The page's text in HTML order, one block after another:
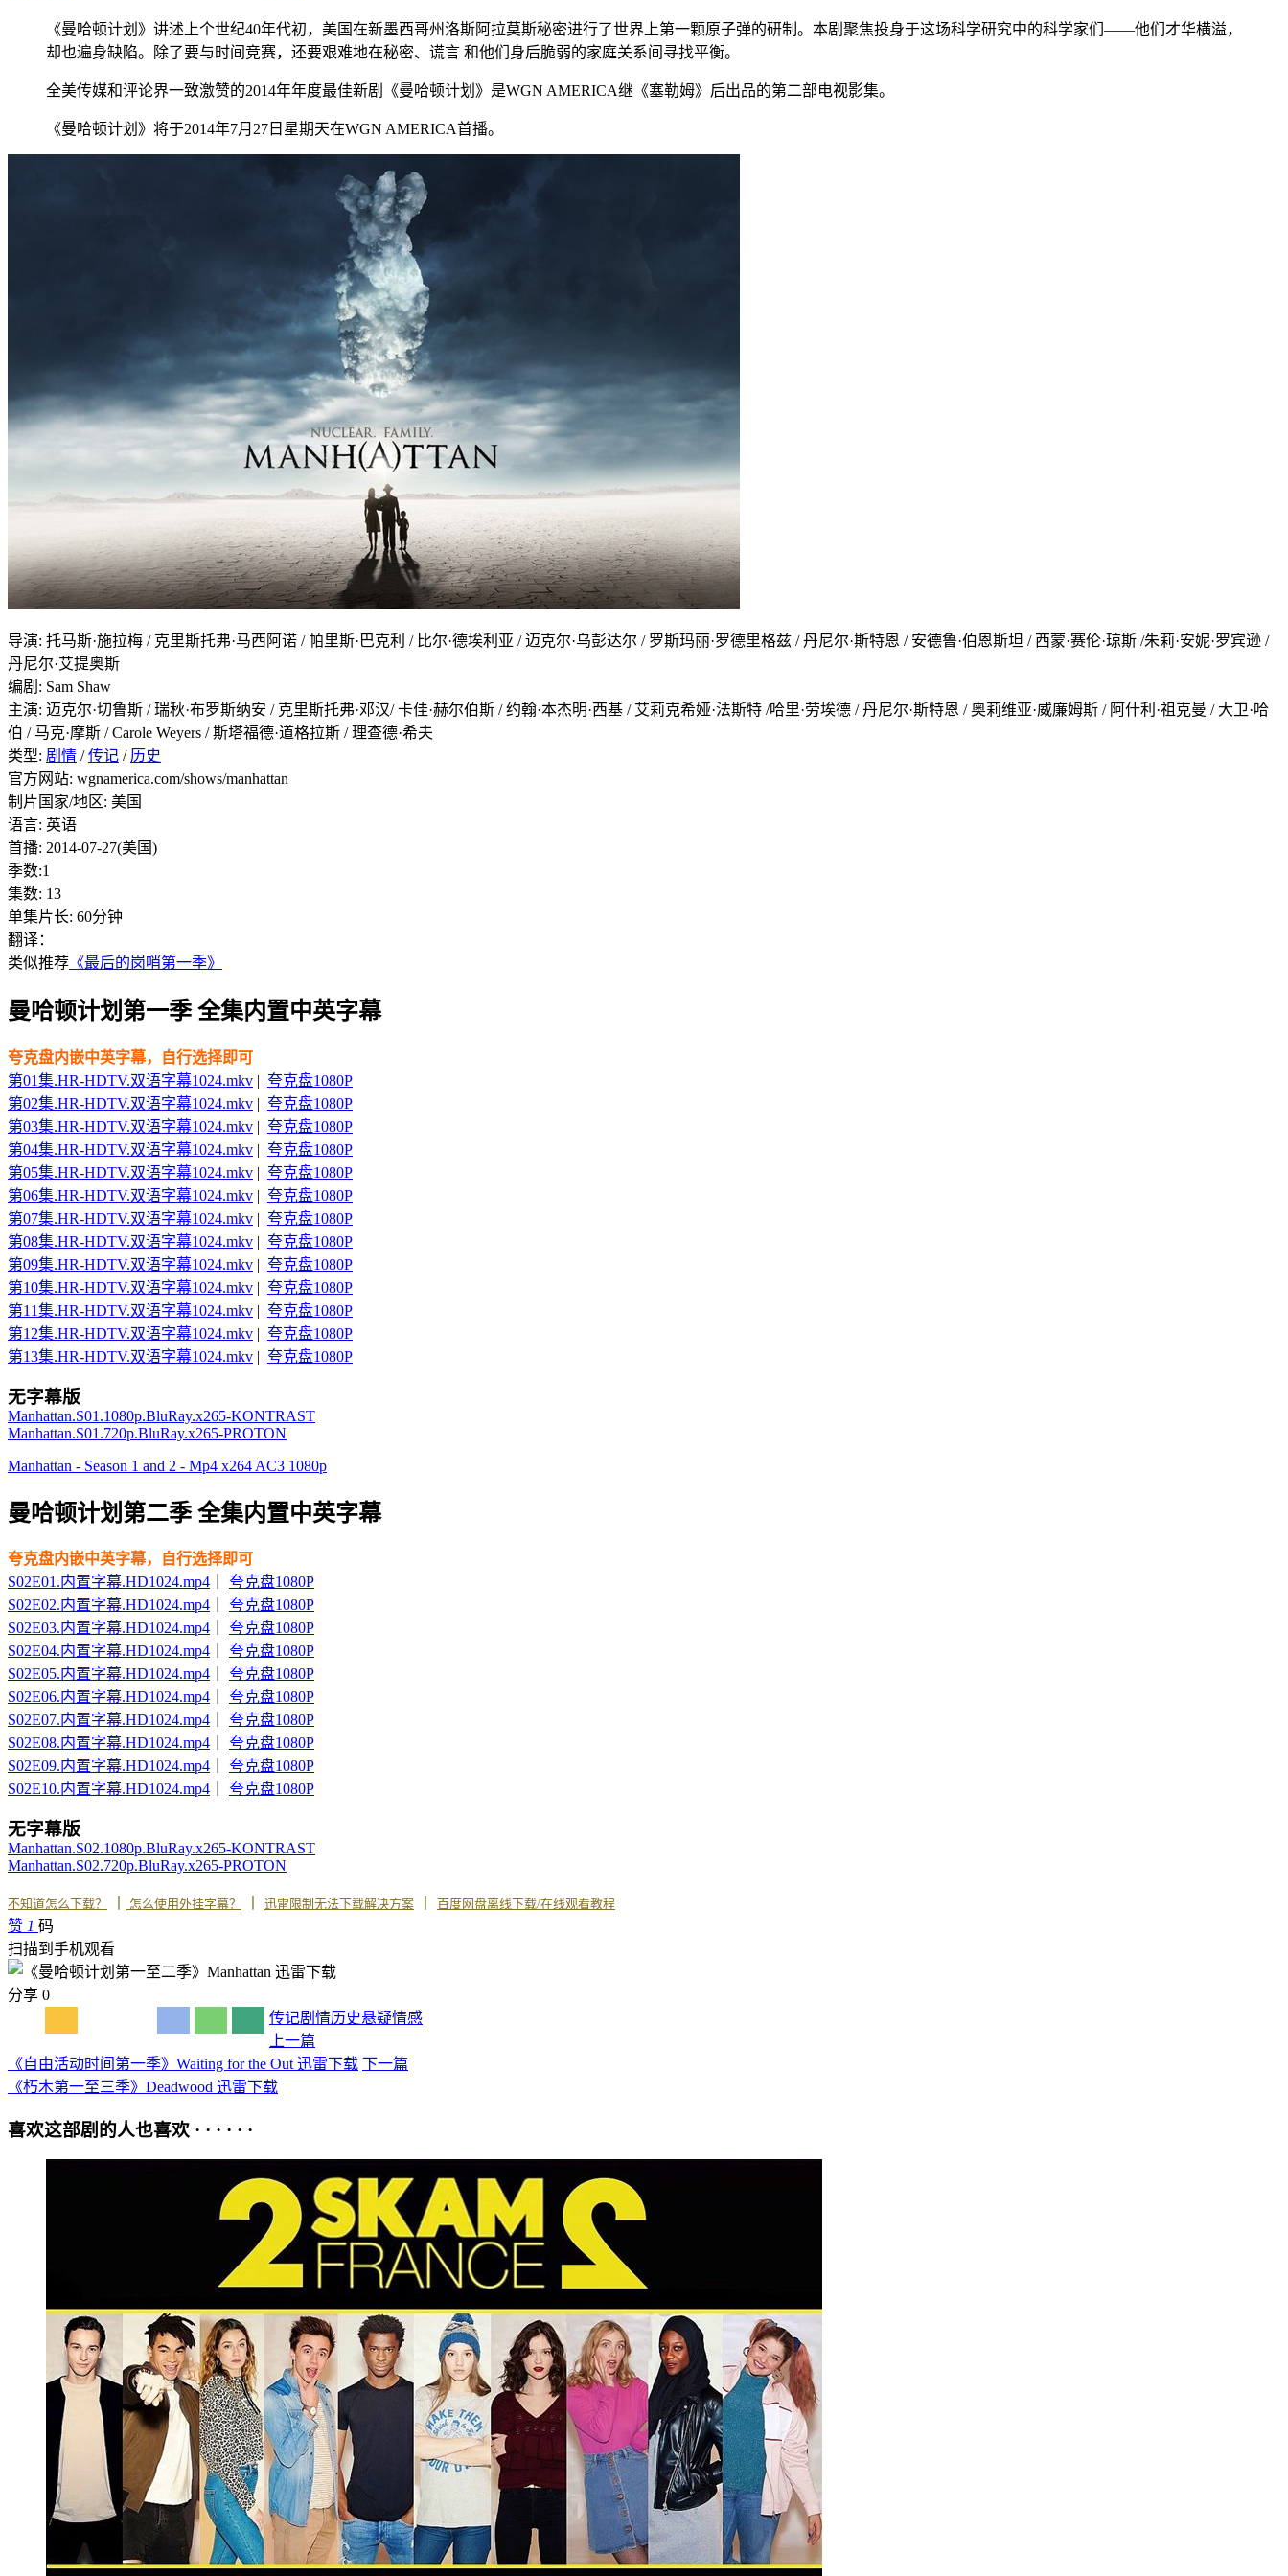
《曼哈顿计划》讲述上个世纪40年代初，美国在新墨西哥州洛斯阿拉莫斯秘密进行了世界上第一颗原子弹的研制。本剧聚焦投身于这场科学研究中的科学家们——他们才华横溢，
却也遍身缺陷。除了要与时间竞赛，还要艰难地在秘密、谎言 和他们身后脆弱的家庭关系间寻找平衡。
全美传媒和评论界一致激赞的2014年年度最佳新剧《曼哈顿计划》是WGN AMERICA继《塞勒姆》后出品的第二部电视影集。
《曼哈顿计划》将于2014年7月27日星期天在WGN AMERICA首播。
导演: 托马斯·施拉梅 / 克里斯托弗·马西阿诺 / 帕里斯·巴克利 / 比尔·德埃利亚 / 迈克尔·乌彭达尔 / 罗斯玛丽·罗德里格兹 / 丹尼尔·斯特恩 / 安德鲁·伯恩斯坦 / 西蒙·赛伦·琼斯 /朱莉·安妮·罗宾逊 /
丹尼尔·艾提奥斯
编剧 : Sam Shaw
主演: 迈克尔·切鲁斯 / 瑞秋·布罗斯纳安 / 克里斯托弗·邓汉/ 卡佳·赫尔伯斯 / 约翰·本杰明·西基 / 艾莉克希娅·法斯特 /哈里·劳埃德 / 丹尼尔·斯特恩 / 奥莉维亚·威廉姆斯 / 阿什利·祖克曼 / 大卫·哈
伯 / 马克·摩斯 / Carole Weyers / 斯塔福德·道格拉斯 / 理查德·希夫
类型: 剧情 /传记 / 历史
官方网站: wgnamerica.com/shows/manhattan
制片国家/地区: 美国
语言: 英语
首播: 2014-07-27(美国)
季数:1
集数: 13
单集片长: 60分钟
翻译：
类似推荐 《最后的岗哨第一季》
曼哈顿计划第一季 全集内置中英字幕
夸克盘内嵌中英字幕，自行选择即可
第01集.HR-HDTV.双语字幕1024.mkv | 夸克盘1080P
第02集.HR-HDTV.双语字幕1024.mkv | 夸克盘1080P
第03集.HR-HDTV.双语字幕1024.mkv | 夸克盘1080P
第04集.HR-HDTV.双语字幕1024.mkv | 夸克盘1080P
第05集.HR-HDTV.双语字幕1024.mkv | 夸克盘1080P
第06集.HR-HDTV.双语字幕1024.mkv | 夸克盘1080P
第07集.HR-HDTV.双语字幕1024.mkv | 夸克盘1080P
第08集.HR-HDTV.双语字幕1024.mkv | 夸克盘1080P
第09集.HR-HDTV.双语字幕1024.mkv | 夸克盘1080P
第10集.HR-HDTV.双语字幕1024.mkv | 夸克盘1080P
第11集.HR-HDTV.双语字幕1024.mkv | 夸克盘1080P
第12集.HR-HDTV.双语字幕1024.mkv | 夸克盘1080P
第13集.HR-HDTV.双语字幕1024.mkv | 夸克盘1080P
无字幕版
Manhattan.S01.1080p.BluRay.x265-KONTRAST
Manhattan.S01.720p.BluRay.x265-PROTON
Manhattan - Season 1 and 2 - Mp4 x264 AC3 1080p
曼哈顿计划第二季 全集内置中英字幕
夸克盘内嵌中英字幕，自行选择即可
S02E01.内置字幕.HD1024.mp4
夸克盘1080P
S02E02.内置字幕.HD1024.mp4
夸克盘1080P
S02E03.内置字幕.HD1024.mp4
夸克盘1080P
S02E04.内置字幕.HD1024.mp4
夸克盘1080P
S02E05.内置字幕.HD1024.mp4
夸克盘1080P
S02E06.内置字幕.HD1024.mp4
夸克盘1080P
S02E07.内置字幕.HD1024.mp4
夸克盘1080P
S02E08.内置字幕.HD1024.mp4
夸克盘1080P
S02E09.内置字幕.HD1024.mp4
夸克盘1080P
S02E10.内置字幕.HD1024.mp4
夸克盘1080P
无字幕版
Manhattan.S02.1080p.BluRay.x265-KONTRAST
Manhattan.S02.720p.BluRay.x265-PROTON
不知道怎么下载？ 怎么使用外挂字幕？ 迅雷限制无法下载解决方案 百度网盘离线下载/在线观看教程
赞 1 码
扫描到手机观看
分享 0
传记剧情历史悬疑情感
上一篇
《自由活动时间第一季》Waiting for the Out 迅雷下载 下一篇
《朽木第一至三季》Deadwood 迅雷下载
喜欢这部剧的人也喜欢 · · · · · ·